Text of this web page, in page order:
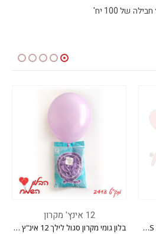
בלון גומי מקרון סגול לילך 12 אינ"ץ חבילה של 100 יח'